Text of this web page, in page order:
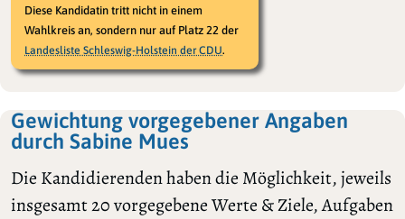
Diese Kandidatin tritt nicht in einem
Wahlkreis an, sondern nur auf Platz 22 der
Landesliste Schleswig-Holstein der CDU.
Gewichtung vorgegebener Angaben
durch Sabine Mues
Die Kandidierenden haben die Möglichkeit, jeweils
insgesamt 20 vorgegebene Werte & Ziele, Aufgaben